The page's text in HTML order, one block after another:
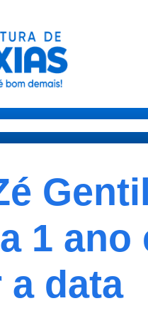
1 ano
a data